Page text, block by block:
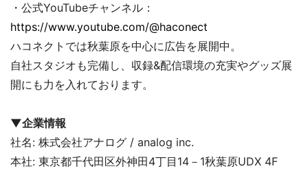
・公式YouTubeチャンネル：
https://www.youtube.com/@haconect
ハコネクトでは秋葉原を中心に広告を展開中。
自社スタジオも完備し、収録&配信環境の充実やグッズ展
開にも力を入れております。
▼企業情報
社名: 株式会社アナログ / analog inc.
本社: 東京都千代田区外神田4丁目14－1秋葉原UDX 4F